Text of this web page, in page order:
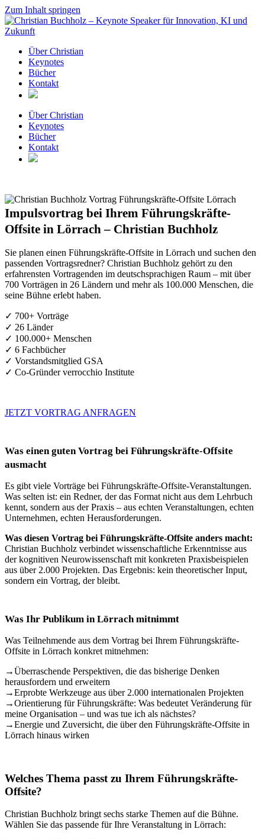
Zum Inhalt springen
Über Christian
Keynotes
Bücher
Kontakt
Über Christian
Keynotes
Bücher
Kontakt
Impulsvortrag bei Ihrem Führungskräfte-
Offsite in Lörrach – Christian Buchholz
Sie planen einen Führungskräfte-Offsite in Lörrach und suchen den
passenden Vortragsredner? Christian Buchholz gehört zu den
erfahrensten Vortragenden im deutschsprachigen Raum – mit über
700 Vorträgen in 26 Ländern und mehr als 100.000 Menschen, die
seine Bühne erlebt haben.
✓ 700+ Vorträge
✓ 26 Länder
✓ 100.000+ Menschen
✓ 6 Fachbücher
✓ Vorstandsmitglied GSA
✓ Co-Gründer verrocchio Institute
JETZT VORTRAG ANFRAGEN
Was einen guten Vortrag bei Führungskräfte-Offsite
ausmacht
Es gibt viele Vorträge bei Führungskräfte-Offsite-Veranstaltungen.
Was selten ist: ein Redner, der das Format nicht aus dem Lehrbuch
kennt, sondern aus der Praxis – aus echten Veranstaltungen, echten
Unternehmen, echten Herausforderungen.
Was diesen Vortrag bei Führungskräfte-Offsite anders macht:
Christian Buchholz verbindet wissenschaftliche Erkenntnisse aus
der kognitiven Neurowissenschaft mit konkreten Praxisbeispielen
aus über 2.000 Projekten. Das Ergebnis: kein theoretischer Input,
sondern ein Vortrag, der bleibt.
Was Ihr Publikum in Lörrach mitnimmt
Was Teilnehmende aus dem Vortrag bei Ihrem Führungskräfte-
Offsite in Lörrach konkret mitnehmen:
→Überraschende Perspektiven, die das bisherige Denken
herausfordern und erweitern
→Erprobte Werkzeuge aus über 2.000 internationalen Projekten
→Orientierung für Führungskräfte: Was bedeutet Veränderung für
meine Organisation – und was tue ich als nächstes?
→Energie und Zuversicht, die über den Führungskräfte-Offsite in
Lörrach hinaus wirken
Welches Thema passt zu Ihrem Führungskräfte-
Offsite?
Christian Buchholz bringt sechs starke Themen auf die Bühne.
Wählen Sie das passende für Ihre Veranstaltung in Lörrach: